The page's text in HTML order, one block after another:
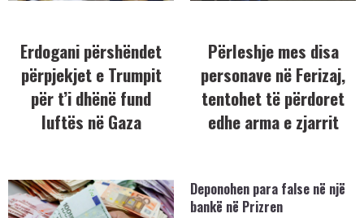
Erdogani përshëndet
përpjekjet e Trumpit
për t’i dhënë fund
luftës në Gaza
Përleshje mes disa
personave në Ferizaj,
tentohet të përdoret
edhe arma e zjarrit
Deponohen para false në një
bankë në Prizren